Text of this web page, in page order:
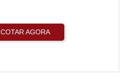
COTAR AGORA